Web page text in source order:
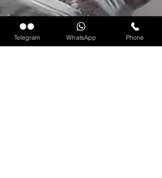
Telegram WhatsApp Phone